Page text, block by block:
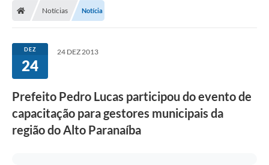
Notícias Notícia
DEZ
24
24 DEZ 2013
Prefeito Pedro Lucas participou do evento de
capacitação para gestores municipais da
região do Alto Paranaíba